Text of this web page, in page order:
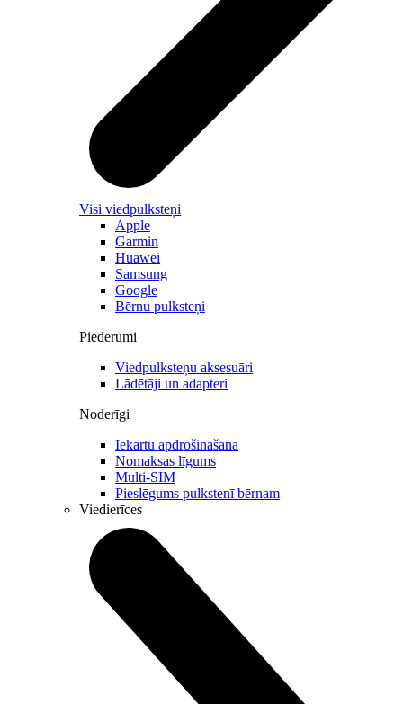
Visi viedpulksteņi
Apple
Garmin
Huawei
Samsung
Google
Bērnu pulksteņi
Piederumi
Viedpulksteņu aksesuāri
Lādētāji un adapteri
Noderīgi
Iekārtu apdrošināšana
Nomaksas līgums
Multi-SIM
Pieslēgums pulkstenī bērnam
Viedierīces